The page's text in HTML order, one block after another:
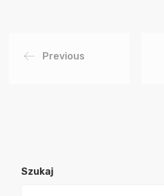
Previous
Szukaj